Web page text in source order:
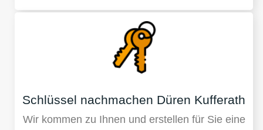
Schlüssel nachmachen Düren Kufferath
Wir kommen zu Ihnen und erstellen für Sie eine